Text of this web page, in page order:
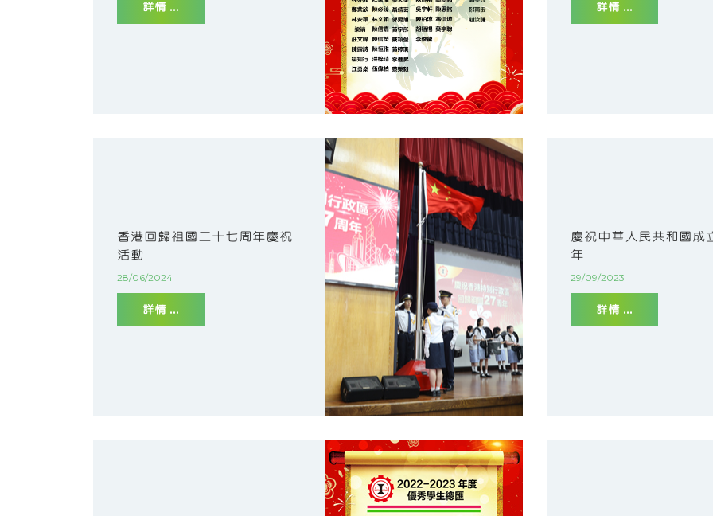
詳情 ... 詳情 ...
香港回歸祖國二十七周年慶祝
活動
28/06/2024
詳情 ...
慶祝中華人民共和國成
年
29/09/2023
詳情 ...